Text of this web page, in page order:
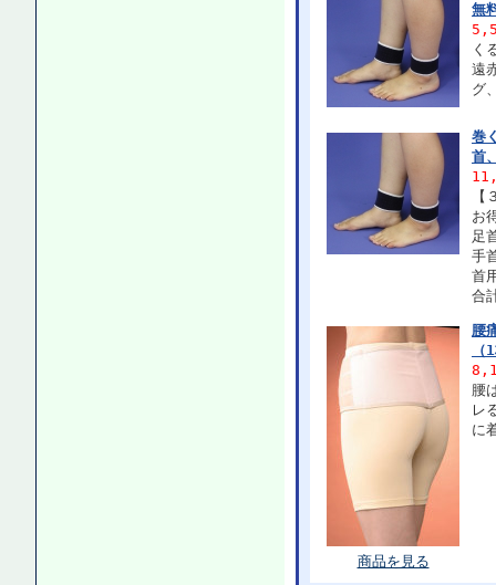
無
く
遠
グ
巻
首
お
足
手
首
合
商品を見る
腰
腰
レ
に